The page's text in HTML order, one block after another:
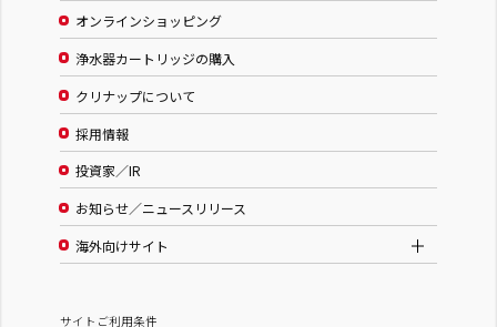
オンラインショッピング
浄水器カートリッジの購入
クリナップについて
採用情報
投資家／IR
お知らせ／ニュースリリース
海外向けサイト
サイトご利用条件